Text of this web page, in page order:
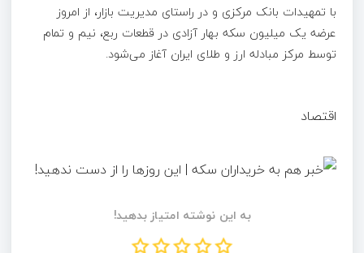
با تمهیدات ‎بانک مرکزی و در راستای مدیریت بازار، از امروز
عرضه یک میلیون سکه بهار آزادی در قطعات ربع، نیم و تمام
توسط مرکز مبادله ارز و طلای ایران آغاز می‌شود.
اقتصاد
به این نوشته امتیاز بدهید!